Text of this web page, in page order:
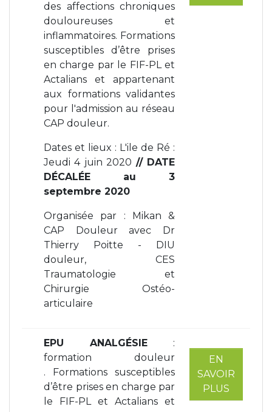
des affections chroniques
douloureuses et
inflammatoires. Formations
susceptibles d’être prises
en charge par le FIF-PL et
Actalians et appartenant
aux formations validantes
pour l'admission au réseau
CAP douleur.
Dates et lieux : L'ile de Ré :
Jeudi 4 juin 2020 // DATE
DÉCALÉE au 3
septembre 2020
Organisée par : Mikan &
CAP Douleur avec Dr
Thierry Poitte - DIU
douleur, CES
Traumatologie et
Chirurgie Ostéo-
articulaire
EPU ANALGÉSIE :
formation douleur
. Formations susceptibles
d’être prises en charge par
le FIF-PL et Actalians et
EN
SAVOIR
PLUS